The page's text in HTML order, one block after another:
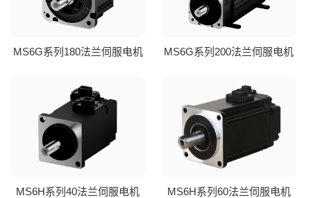
MS6G系列180法兰伺服电机 MS6G系列200法兰伺服电机
MS6H系列40法兰伺服电机 MS6H系列60法兰伺服电机